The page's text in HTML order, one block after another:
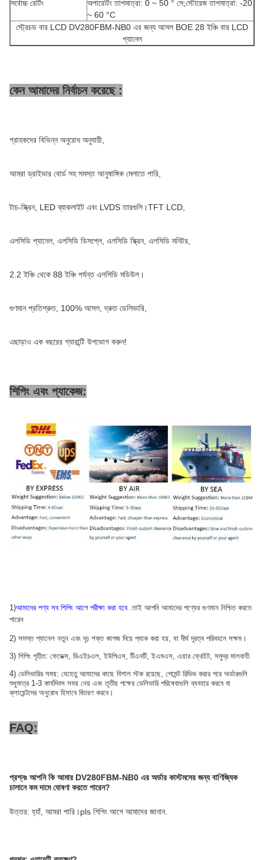
সর্বোচ্চ রেটিং
অপারেটিং তাপমাত্রা: 0 ~ 50 ° সে;স্টোরেজ তাপমাত্রা: -20
~ 60 °C
স্ট্রেচড বার LCD DV280FBM-NB0 এর জন্য আসল BOE 28 ইঞ্চি বার LCD
প্যানেল
কেন আমাদের নির্বাচন করেছে :
গ্রাহকদের বিভিন্ন অনুরোধ অনুযায়ী,
আমরা ড্রাইভার বোর্ড সহ সমস্ত আনুষাঙ্গিক মেলাতে পারি,
টাচ-স্ক্রিন, LED ব্যাকলাইট এবং LVDS তারগুলি।TFT LCD,
এলসিডি প্যানেল, এলসিডি ডিসপ্লে, এলসিডি স্ক্রিন, এলসিডি মনিটর,
2.2 ইঞ্চি থেকে 88 ইঞ্চি পর্যন্ত এলসিডি মডিউল।
গুণমান প্রতিশ্রুত, 100% আসল, দ্রুত ডেলিভারি,
এছাড়াও এক বছরের গ্যারান্টি উপভোগ করুন!
শিপিং এবং প্যাকেজ:
1)আমাদের পণ্য সব শিপিং আগে পরীক্ষা করা হবে .তাই আপনি আমাদের পণ্যের গুণমান নিশ্চিত করতে
পারেন
2) সমস্ত প্যানেল নতুন এবং দৃঢ় শক্ত কাগজ দিয়ে প্যাক করা হয়, যা দীর্ঘ দূরত্ব পরিবহনে সক্ষম।
3) শিপিং গৃহীত: ফেডেক্স, ডিএইচএল, ইউপিএস, টিএনটি, ইএমএস, এয়ার ফ্রেইট, সমুদ্র মালবাহী
4) ডেলিভারির সময়: যেহেতু আমাদের কাছে বিশাল স্টক রয়েছে, পেমেন্ট রিভিভ করার পরে অর্ডারগুলি
শুধুমাত্র 1-3 কার্যদিবস সময় নেয় এবং তৃতীয় পক্ষের ডেলিভারি পরিষেবাগুলি ব্যবহার করবে বা
ক্লায়েন্টদের অনুরোধ হিসাবে বিতরণ করবে।
FAQ:
প্রশ্নঃ আপনি কি আমার DV280FBM-NB0 এর অর্ডার কাস্টমসের জন্য বাণিজ্যিক
চালানে কম দামে ঘোষণা করতে পারেন?
উত্তর: হ্যাঁ, আমরা পারি।pls শিপিং আগে আমাদের জানান.